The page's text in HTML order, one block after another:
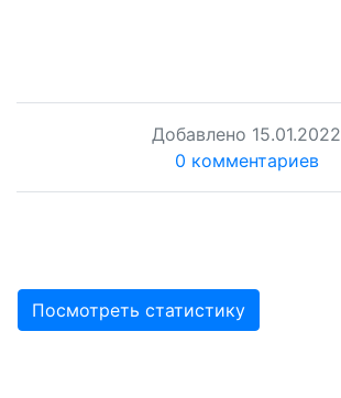
Добавлено 15.01.2022
0 комментариев
Посмотреть статистику